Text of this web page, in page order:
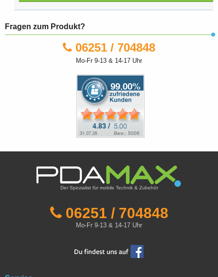
Fragen zum Produkt?
06251 / 704848
Mo-Fr 9-13 & 14-17 Uhr
Der Spezialist für mobile Technik & Zubehör
06251 / 704848
Mo-Fr 9-13 & 14-17 Uhr